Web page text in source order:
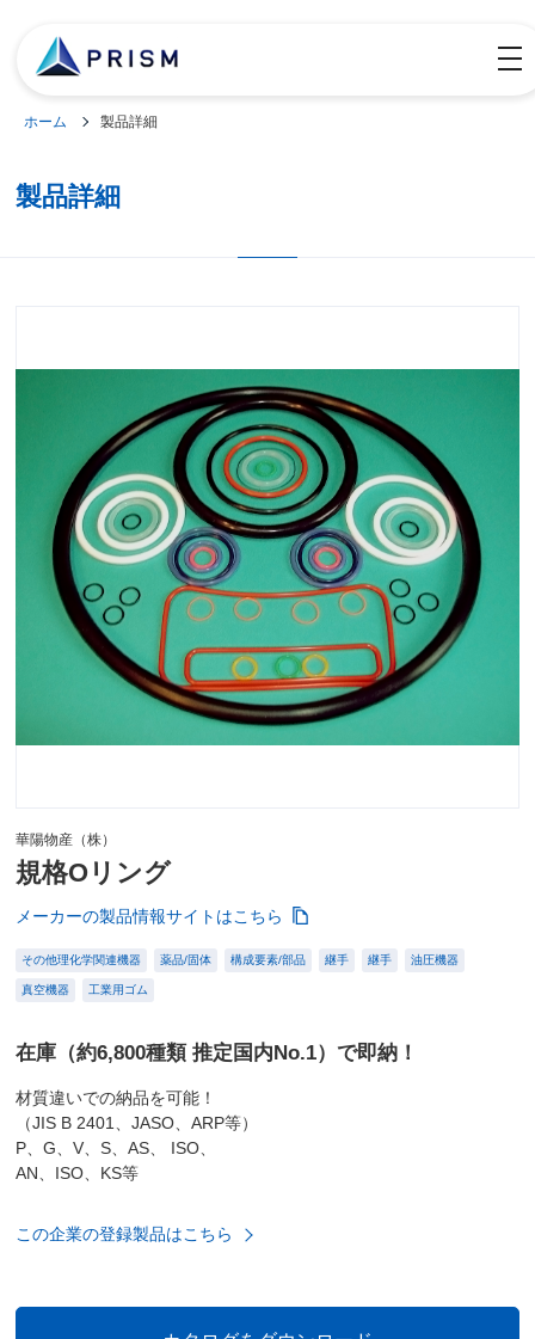
ホーム 製品詳細
製品詳細
華陽物産（株）
規格Oリング
メーカーの製品情報サイトはこちら
その他理化学関連機器 薬品/固体 構成要素/部品 継手 継手 油圧機器
真空機器 工業用ゴム
在庫（約6,800種類 推定国内No.1）で即納！
材質違いでの納品を可能！
（JIS B 2401、JASO、ARP等）
P、G、V、S、AS、 ISO、
AN、ISO、KS等
この企業の登録製品はこちら